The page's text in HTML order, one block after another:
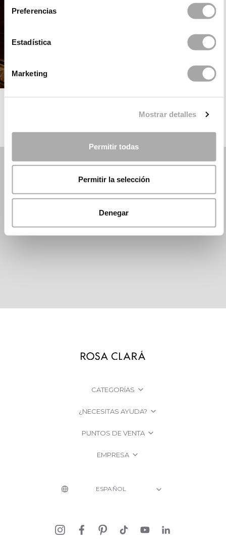
Preferencias
Estadística
Marketing
Mostrar detalles
Permitir todas
Permitir la selección
Denegar
DANI´S PARTY
CATEGORÍAS
¿NECESITAS AYUDA?
PUNTOS DE VENTA
EMPRESA